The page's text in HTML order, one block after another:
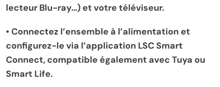
lecteur Blu-ray…) et votre téléviseur.
• Connectez l’ensemble à l’alimentation et
configurez-le via l’application LSC Smart
Connect, compatible également avec Tuya ou
Smart Life.